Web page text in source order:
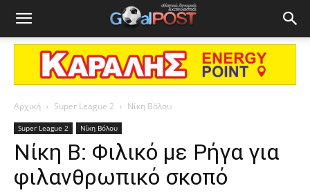
Αρχική Super League 2 Νίκη Βόλου
Super League 2 Νίκη Βόλου
Νίκη Β: Φιλικό με Ρήγα για
φιλανθρωπικό σκοπό